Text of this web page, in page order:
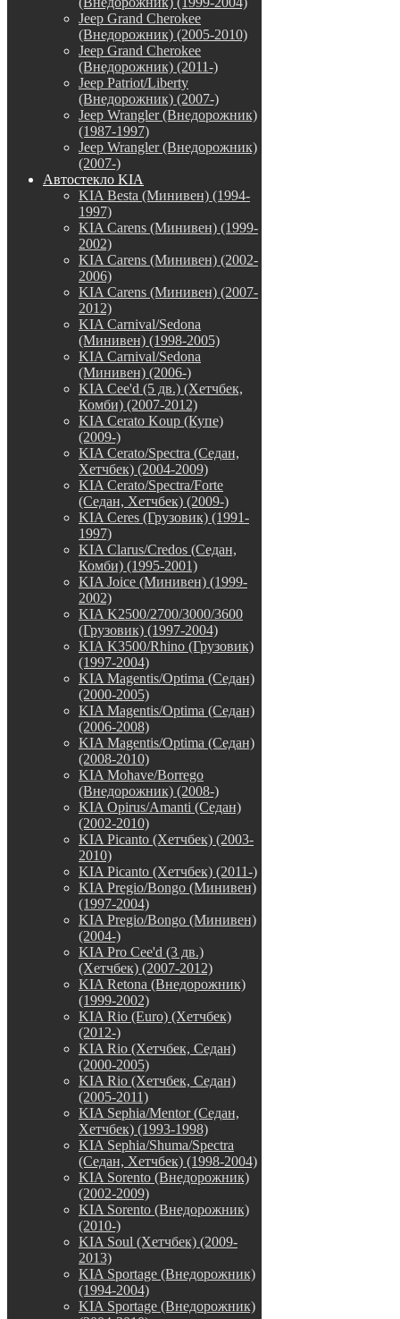
Jeep Grand Cherokee
(Внедорожник) (2005-2010)
Jeep Grand Cherokee
(Внедорожник) (2011-)
Jeep Patriot/Liberty
(Внедорожник) (2007-)
Jeep Wrangler (Внедорожник)
(1987-1997)
Jeep Wrangler (Внедорожник)
(2007-)
Автостекло KIA
KIA Besta (Минивен) (1994-
1997)
KIA Carens (Минивен) (1999-
2002)
KIA Carens (Минивен) (2002-
2006)
KIA Carens (Минивен) (2007-
2012)
KIA Carnival/Sedona
(Минивен) (1998-2005)
KIA Carnival/Sedona
(Минивен) (2006-)
KIA Cee'd (5 дв.) (Хетчбек,
Комби) (2007-2012)
KIA Cerato Koup (Купе)
(2009-)
KIA Cerato/Spectra (Седан,
Хетчбек) (2004-2009)
KIA Cerato/Spectra/Forte
(Седан, Хетчбек) (2009-)
KIA Ceres (Грузовик) (1991-
1997)
KIA Clarus/Credos (Седан,
Комби) (1995-2001)
KIA Joice (Минивен) (1999-
2002)
KIA K2500/2700/3000/3600
(Грузовик) (1997-2004)
KIA K3500/Rhino (Грузовик)
(1997-2004)
KIA Magentis/Optima (Седан)
(2000-2005)
KIA Magentis/Optima (Седан)
(2006-2008)
KIA Magentis/Optima (Седан)
(2008-2010)
KIA Mohave/Borrego
(Внедорожник) (2008-)
KIA Opirus/Amanti (Седан)
(2002-2010)
KIA Picanto (Хетчбек) (2003-
2010)
KIA Picanto (Хетчбек) (2011-)
KIA Pregio/Bongo (Минивен)
(1997-2004)
KIA Pregio/Bongo (Минивен)
(2004-)
KIA Pro Cee'd (3 дв.)
(Хетчбек) (2007-2012)
KIA Retona (Внедорожник)
(1999-2002)
KIA Rio (Euro) (Хетчбек)
(2012-)
KIA Rio (Хетчбек, Седан)
(2000-2005)
KIA Rio (Хетчбек, Седан)
(2005-2011)
KIA Sephia/Mentor (Седан,
Хетчбек) (1993-1998)
KIA Sephia/Shuma/Spectra
(Седан, Хетчбек) (1998-2004)
KIA Sorento (Внедорожник)
(2002-2009)
KIA Sorento (Внедорожник)
(2010-)
KIA Soul (Хетчбек) (2009-
2013)
KIA Sportage (Внедорожник)
(1994-2004)
KIA Sportage (Внедорожник)